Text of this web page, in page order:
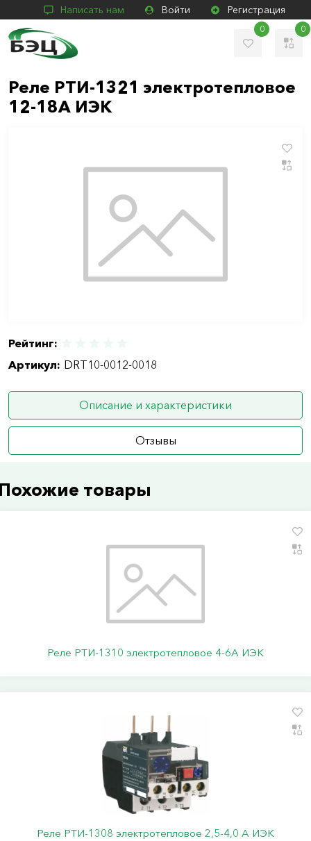
Написать нам Войти Регистрация
0 0
Реле РТИ-1321 электротепловое
12-18А ИЭК
Рейтинг:
Артикул: DRT10-0012-0018
Описание и характеристики
Отзывы
товары
Реле РТИ-1310 электротепловое 4-6А ИЭК
Реле РТИ-1308 электротепловое 2,5-4,0 А ИЭК